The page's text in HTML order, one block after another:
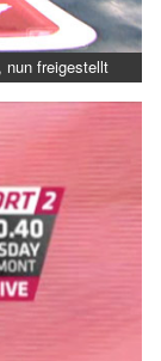
nun freigestellt